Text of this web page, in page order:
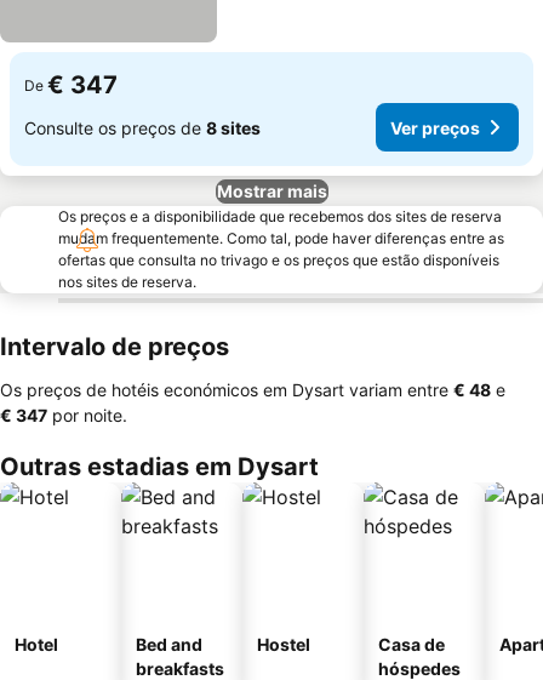
De € 347
Consulte os preços de 8 sites Ver preços
Mostrar mais
Os preços e a disponibilidade que recebemos dos sites de reserva
mudam frequentemente. Como tal, pode haver diferenças entre as
ofertas que consulta no trivago e os preços que estão disponíveis
nos sites de reserva.
Intervalo de preços
Os preços de hotéis económicos em Dysart variam entre ‎€ 48 e
‎€ 347 por noite.
Outras estadias em Dysart
Hotel
Bed and
breakfasts
Hostel
Casa de
hóspedes